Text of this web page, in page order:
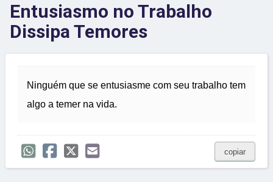
Entusiasmo no Trabalho
Dissipa Temores
Ninguém que se entusiasme com seu trabalho tem
algo a temer na vida.
copiar